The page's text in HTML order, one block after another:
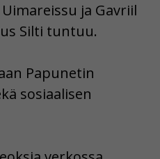
ja Gavriil
Silti tuntuu.
Papunetin
sosiaalisen